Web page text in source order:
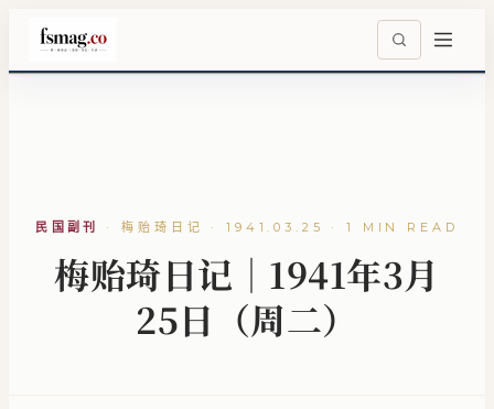
民国副刊 ·梅贻琦日记 · 1941.03.25 · 1 MIN READ
梅贻琦日记｜1941年3月
25日（周二）